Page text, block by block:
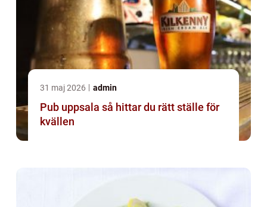
31 maj 2026 admin
Pub uppsala så hittar du rätt ställe för
kvällen